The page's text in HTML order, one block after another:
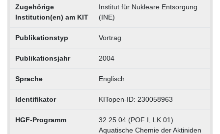
Zugehörige
Institution(en) am KIT
Institut für Nukleare Entsorgung
(INE)
Publikationstyp Vortrag
Publikationsjahr 2004
Sprache Englisch
Identifikator KITopen-ID: 230058963
HGF-Programm
32.25.04 (POF I, LK 01)
Aquatische Chemie der Aktiniden